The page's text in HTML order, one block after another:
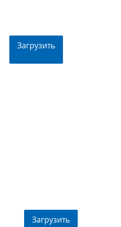
Загрузить
Загрузить